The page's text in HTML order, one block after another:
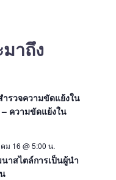
าถึง
รวจความขัดแย้งใน
ความขัดแย้งใน
ม 16 @ 5:00 น.
าสไตล์การเป็นผู้นำ